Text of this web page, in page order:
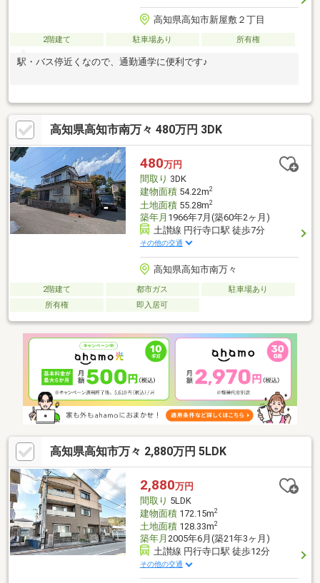
高知県高知市新屋敷２丁目
2階建て 駐車場あり 所有権
駅・バス停近くなので、通勤通学に便利です♪
高知県高知市南万々 480万円 3DK
480万円
間取り 3DK
建物面積54.22m2
土地面積55.28m2
築年月 1966年7月(築60年2ヶ月)
土讃線 円行寺口駅 徒歩7分
その他の交通
高知県高知市南万々
2階建て 都市ガス
駐車場あり
所有権
即入居可
高知県高知市万々 2,880万円 5LDK
2,880万円
間取り 5LDK
建物面積172.15m2
土地面積128.33m2
築年月 2005年6月(築21年3ヶ月)
土讃線 円行寺口駅 徒歩12分
その他の交通